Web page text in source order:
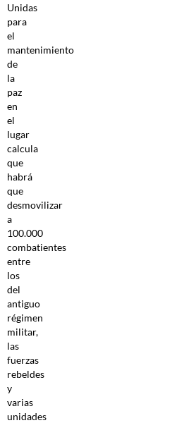
Unidas
para
el
mantenimiento
de
la
paz
en
el
lugar
calcula
que
habrá
que
desmovilizar
a
100.000
combatientes
entre
los
del
antiguo
régimen
militar,
las
fuerzas
rebeldes
y
varias
unidades